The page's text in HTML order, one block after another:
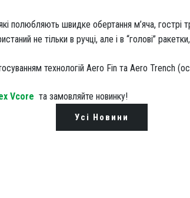
полюбляють швидке обертання м’яча, гострі
не тільки в ручці, але і в “голові”
технологій Aero Fin та Aero Trench
Vcore та замовляйте новинку!
Усі Новини